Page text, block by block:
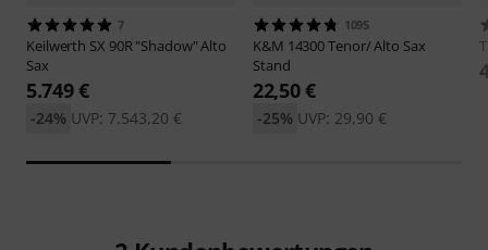
7
Keilwerth SX 90R "Shadow" Alto
Sax
5.749 €
UVP: 7.543,20 €
-24%
1095
K&M 14300 Tenor/ Alto Sax
Stand
22,50 €
UVP: 29,90 €
-25%